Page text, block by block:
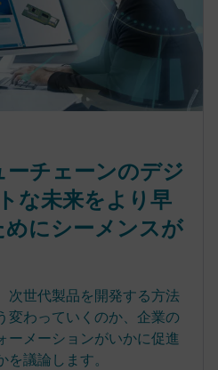
チェーンのデジ
な未来をより早
めにシーメンスが
次世代製品を開発する方法
変わっていくのか、企業の
ーメーションがいかに促進
議論します。